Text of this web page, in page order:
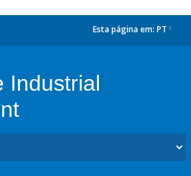
Esta página em: PT
Industrial